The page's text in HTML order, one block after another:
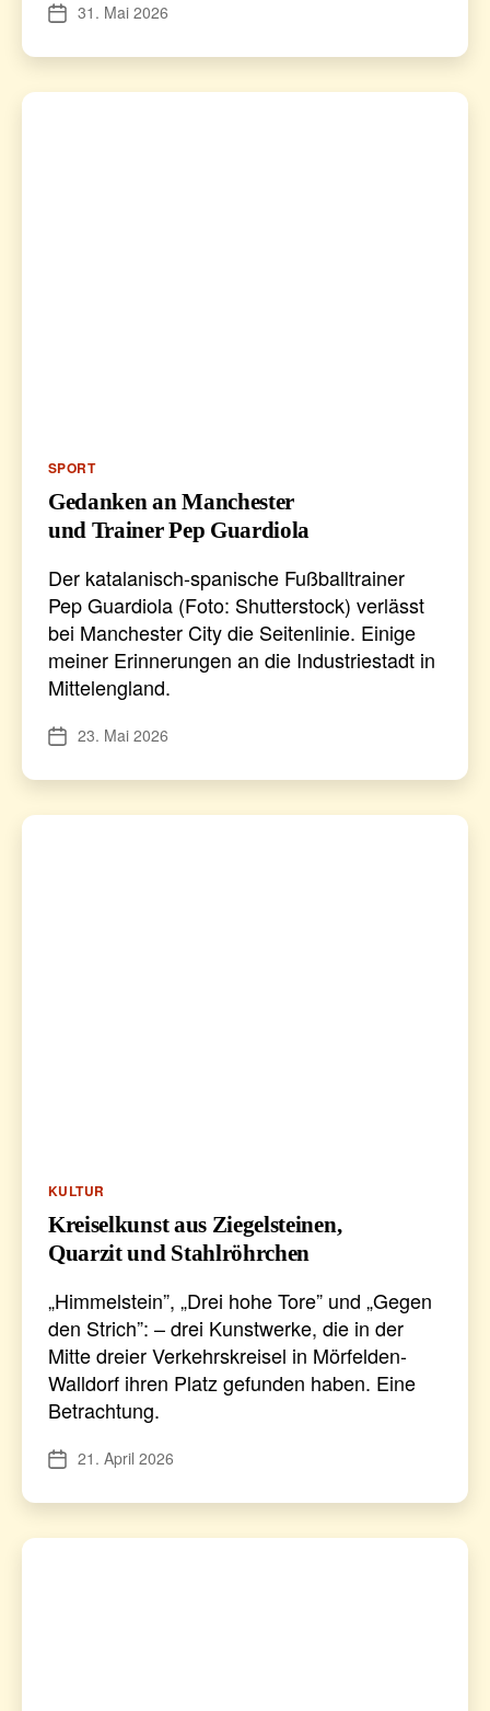
Veröffentlichungsdatum
31. Mai 2026
Kategorien
SPORT
Gedanken an Manchester
und Trainer Pep Guardiola
Der katalanisch-spanische Fußballtrainer
Pep Guardiola (Foto: Shutterstock) verlässt
bei Manchester City die Seitenlinie. Einige
meiner Erinnerungen an die Industriestadt in
Mittelengland.
Veröffentlichungsdatum
23. Mai 2026
Kategorien
KULTUR
Kreiselkunst aus Ziegelsteinen,
Quarzit und Stahlröhrchen
„Himmelstein”, „Drei hohe Tore” und „Gegen
den Strich”: – drei Kunstwerke, die in der
Mitte dreier Verkehrskreisel in Mörfelden-
Walldorf ihren Platz gefunden haben. Eine
Betrachtung.
Veröffentlichungsdatum
21. April 2026